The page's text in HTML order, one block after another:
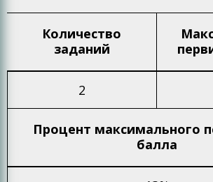
Количество
заданий
2
Процент максимального
балла